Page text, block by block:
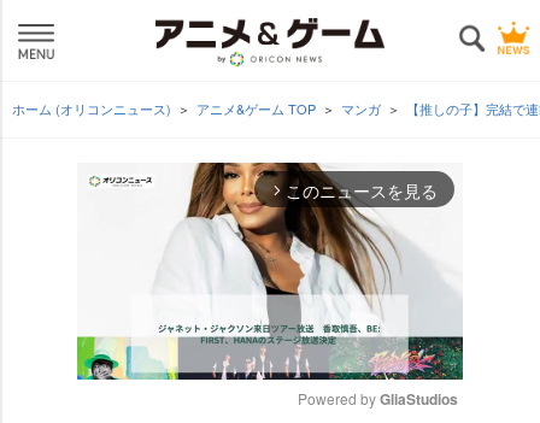
ホーム (オリコンニュース) アニメ&ゲーム TOP マンガ 【推しの子】完結で
arrow_forward_ios このニュースを見る
Powered by GliaStudios